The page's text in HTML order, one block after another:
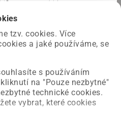
tzv. cookies. Více
a jaké používáme, se
s používáním
na "Pouze nezbytné"
technické cookies.
vybrat, které cookies
a už ji opravujeme.
požadovanou stránku.
Úvodní strana